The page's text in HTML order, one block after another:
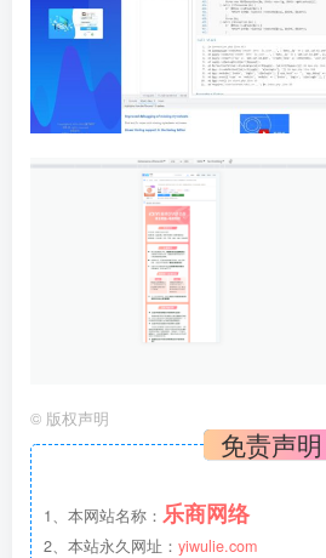
© 版权声明
免责声明
1、本网站名称： 乐商网络
2、本站永久网址： yiwulie.com